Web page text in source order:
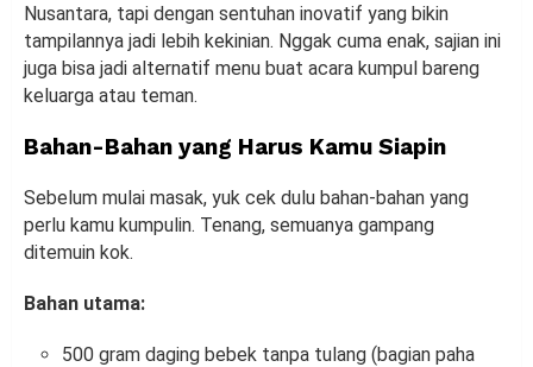
Nusantara, tapi dengan sentuhan inovatif yang bikin
tampilannya jadi lebih kekinian. Nggak cuma enak, sajian ini
juga bisa jadi alternatif menu buat acara kumpul bareng
keluarga atau teman.
Bahan-Bahan yang Harus Kamu Siapin
Sebelum mulai masak, yuk cek dulu bahan-bahan yang
perlu kamu kumpulin. Tenang, semuanya gampang
ditemuin kok.
Bahan utama:
500 gram daging bebek tanpa tulang (bagian paha